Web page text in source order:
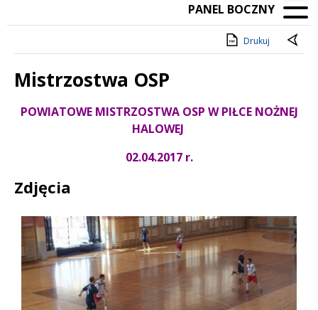
PANEL BOCZNY
Drukuj
Mistrzostwa OSP
Treść
POWIATOWE MISTRZOSTWA OSP W PIŁCE NOŻNEJ
HALOWEJ
02.04.2017 r.
Zdjęcia